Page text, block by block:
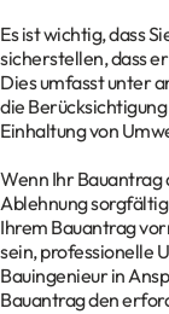
Es ist wichtig, dass
sicherstellen, dass
Dies umfasst unter
die
Einhaltung von
Wenn Ihr Bauantrag
Ablehnung
Ihrem Bauantrag
sein, professionelle
Bauingenieur in
Bauantrag den